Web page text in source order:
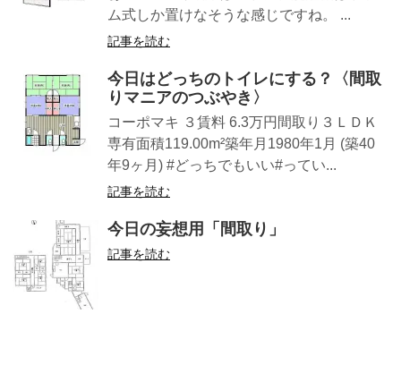
ム式しか置けなそうな感じですね。 ...
記事を読む
今日はどっちのトイレにする？〈間取
りマニアのつぶやき〉
コーポマキ ３賃料 6.3万円間取り３ＬＤＫ
専有面積119.00m²築年月1980年1月 (築40
年9ヶ月) #どっちでもいい#ってい...
記事を読む
今日の妄想用「間取り」
記事を読む